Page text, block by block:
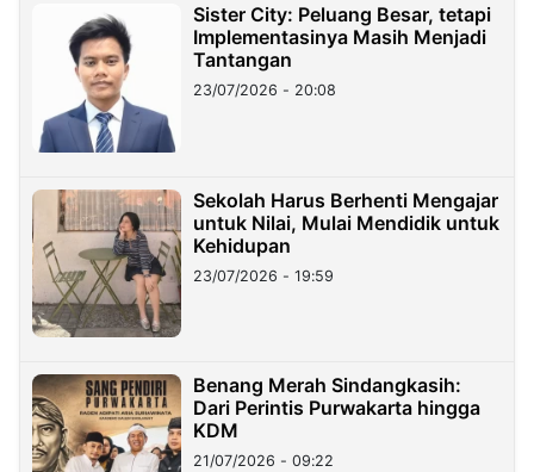
Sister City: Peluang Besar, tetapi
Implementasinya Masih Menjadi
Tantangan
23/07/2026 - 20:08
Sekolah Harus Berhenti Mengajar
untuk Nilai, Mulai Mendidik untuk
Kehidupan
23/07/2026 - 19:59
Benang Merah Sindangkasih:
Dari Perintis Purwakarta hingga
KDM
21/07/2026 - 09:22